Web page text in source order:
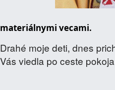
materiálnymi vecami.
Drahé moje deti, dnes
Vás viedla po ceste